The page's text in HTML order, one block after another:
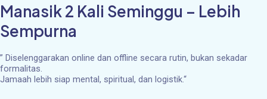
Manasik 2 Kali Seminggu – Lebih
Sempurna
” Diselenggarakan online dan offline secara rutin, bukan sekadar
formalitas.
Jamaah lebih siap mental, spiritual, dan logistik.“